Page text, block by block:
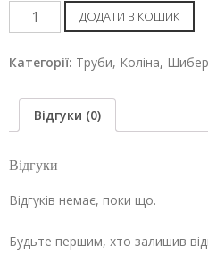
Шибер
з
тросом
OC-
SILIKON
ДОДАТИ В КОШИК
Категорії: Труби, Коліна,
Відгуки (0)
Відгуки
Відгуків немає, поки що.
Будьте першим, хто залишив